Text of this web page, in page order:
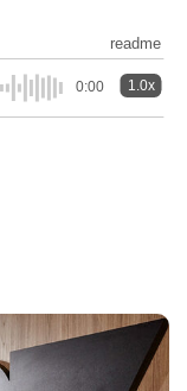
readme
0:00 1.0x